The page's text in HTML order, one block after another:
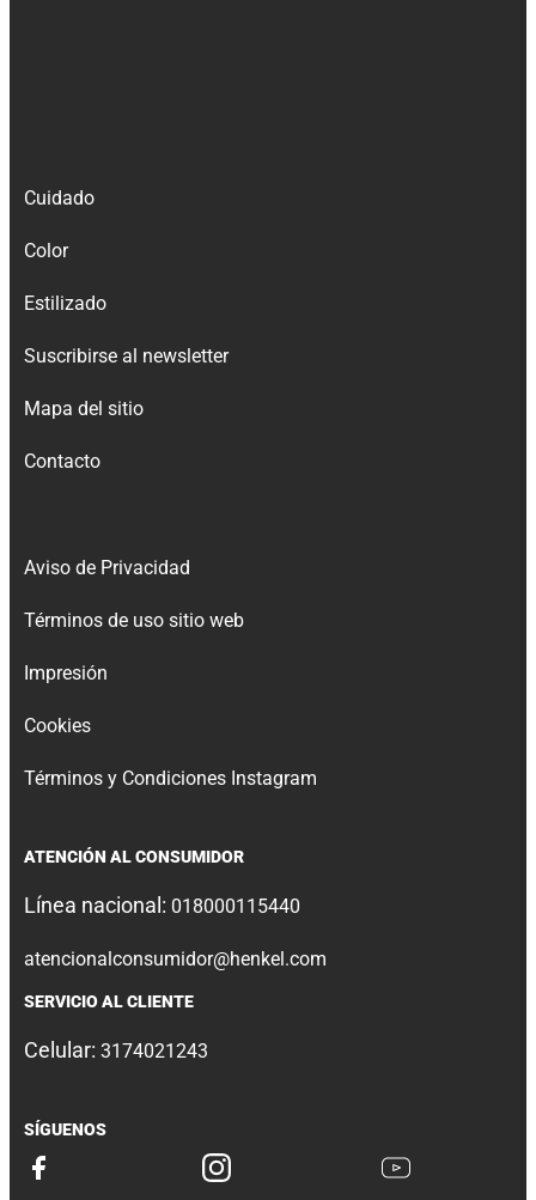
Cuidado
Color
Estilizado
Suscribirse al newsletter
Mapa del sitio
Contacto
Aviso de Privacidad
Términos de uso sitio web
Impresión
Cookies
Términos y Condiciones Instagram
ATENCIÓN AL CONSUMIDOR
Línea nacional: 018000115440
atencionalconsumidor@henkel.com
SERVICIO AL CLIENTE
Celular: 3174021243
SÍGUENOS